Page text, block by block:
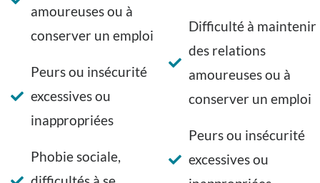
amoureuses ou à
conserver un emploi
Peurs ou insécurité
excessives ou
inappropriées
Phobie sociale,
Difficulté à maintenir
des relations
amoureuses ou à
conserver un emploi
Peurs ou insécurité
excessives ou